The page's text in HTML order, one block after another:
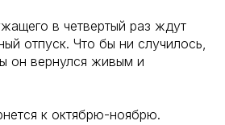
в четвертый раз ждут
отпуск. Что бы ни случилось,
он вернулся живым и
к октябрю-ноябрю.